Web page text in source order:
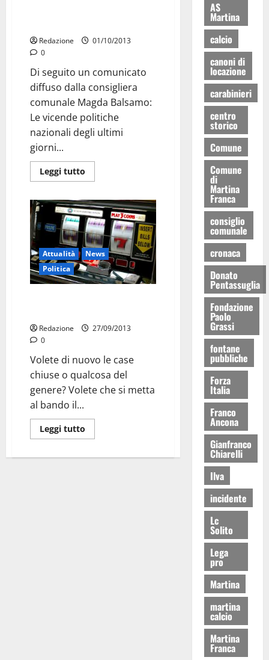
Redazione
01/10/2013
0
Di seguito un comunicato
diffuso dalla consigliera
comunale Magda Balsamo:
Le vicende politiche
nazionali degli ultimi
giorni...
Leggi tutto
Attualità
News
Politica
Redazione
27/09/2013
0
Volete di nuovo le case
chiuse o qualcosa del
genere? Volete che si metta
al bando il...
Leggi tutto
AS
Martina
calcio
canoni di
locazione
carabinieri
centro
storico
Comune
Comune
di
Martina
Franca
consiglio
comunale
cronaca
Donato
Pentassuglia
Fondazione
Paolo
Grassi
fontane
pubbliche
Forza
Italia
Franco
Ancona
Gianfranco
Chiarelli
Ilva
incidente
Lc
Solito
Lega
pro
Martina
martina
calcio
Martina
Franca